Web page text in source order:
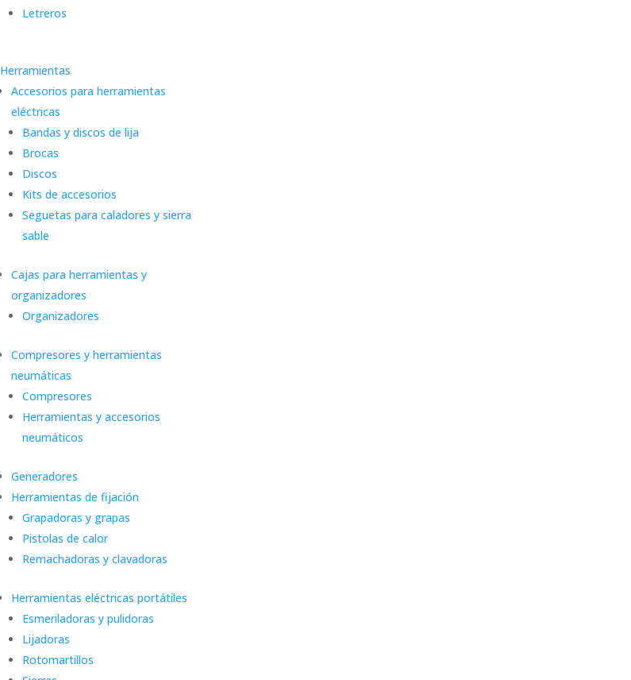
Letreros
Herramientas
Accesorios para herramientas
eléctricas
Bandas y discos de lija
Brocas
Discos
Kits de accesorios
Seguetas para caladores y sierra
sable
Cajas para herramientas y
organizadores
Organizadores
Compresores y herramientas
neumáticas
Compresores
Herramientas y accesorios
neumáticos
Generadores
Herramientas de fijación
Grapadoras y grapas
Pistolas de calor
Remachadoras y clavadoras
Herramientas eléctricas portátiles
Esmeriladoras y pulidoras
Lijadoras
Rotomartillos